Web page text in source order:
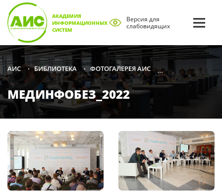
АКАДЕМИЯ
ИНФОРМАЦИОННЫХ
СИСТЕМ
Версия для
слабовидящих
АИС • БИБЛИОТЕКА • ФОТОГАЛЕРЕЯ АИС • 2022
МЕДИНФОБЕЗ_2022